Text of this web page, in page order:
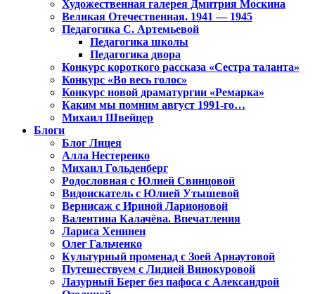
Художественная галерея Дмитрия Москина
Великая Отечественная. 1941 — 1945
Педагогика С. Артемьевой
Педагогика школы
Педагогика двора
Конкурс короткого рассказа «Сестра таланта»
Конкурс «Во весь голос»
Конкурс новой драматургии «Ремарка»
Каким мы помним август 1991-го…
Михаил Швейцер
Блоги
Блог Лицея
Алла Нестеренко
Михаил Гольденберг
Родословная с Юлией Свинцовой
Видоискатель с Юлией Утышевой
Вернисаж с Ириной Ларионовой
Валентина Калачёва. Впечатления
Лариса Хенинен
Олег Гальченко
Культурный променад с Зоей Арнаутовой
Путешествуем с Лидией Винокуровой
Лазурный Берег без пафоса с Александрой